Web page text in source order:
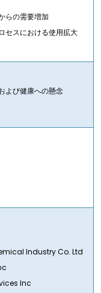
らの需要増加
セスにおける使用拡大
よび健康への懸念
Industry Co. Ltd
Inc